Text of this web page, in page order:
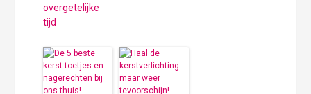
overgetelijke
tijd